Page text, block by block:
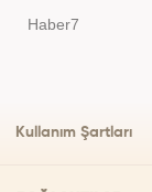
Haber7
Kullanım Şartları